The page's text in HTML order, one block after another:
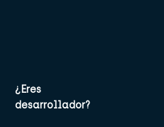
¿Eres
desarrollador?